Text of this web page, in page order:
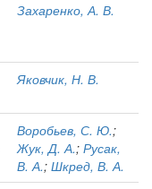
Захаренко, А. В.
Яковчик, Н. В.
Воробьев, С. Ю.;
Жук, Д. А.; Русак,
В. А.; Шкред, В. А.